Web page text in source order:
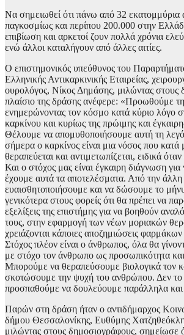
Να σημειωθεί ότι πάνω από 32 εκατομμύρια
παγκοσμίως και περίπου 200.000 στην
επιβίωση και αρκετοί ζουν πολλά χρόνια
ενώ άλλοι καταλήγουν από άλλες αιτίες.
Ο επιστημονικός υπεύθυνος του
Ελληνικής Αντικαρκινικής Εταιρείας,
ουρολόγος, Νίκος Δημάσης, μιλώντας στους
πλαίσιο της δράσης ανέφερε: «Προωθούμε
ενημερώνοντας τον κόσμο κατά κύριο λόγο
καρκίνου και κυρίως της πρώιμης και
Θέλουμε να απομυθοποιήσουμε αυτή τη
σήμερα ο καρκίνος είναι μια νόσος που
θεραπεύεται και αντιμετωπίζεται, ειδικά
Και ο στόχος μας είναι έγκαιρη διάγνωση
έχουμε αυτά τα αποτελέσματα. Από την
ευαισθητοποιήσουμε και να δώσουμε το
γενικότερα στους φορείς ότι θα πρέπει να
εξελίξεις της επιστήμης για να βοηθούν
τους, στην εφαρμογή των νέων μοριακών
χρειάζονται κάποιες αποζημιώσεις
Στόχος πλέον είναι ο άνθρωπος, όλα θα
με στόχο τον άνθρωπο ως προσωπικότητα
Μπορούμε να θεραπεύσουμε βιολογικά τον
σκοτώσουμε την ψυχή του ανθρώπου. Δεν το
προσπαθούμε να δουλεύουμε παράλληλα
Παρών στη δράση ήταν ο αντιδήμαρχος
δήμου Θεσσαλονίκης, Ευθύμης
μιλώντας στους δημοσιογράφους, σημείωσε